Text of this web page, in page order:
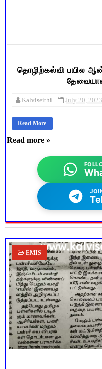
தொழிற்கல்வி பயில
Kalviseithi July 20, 2023
Read More
Read more »
EMIS